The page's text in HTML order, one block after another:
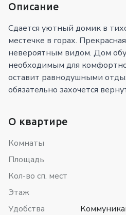
Описание
Сдается уютный домик в
местечке в горах.
невероятным видом. Дом
необходимым для
оставит равнодушными
обязательно захочется
О квартире
Комнаты
Площадь
Кол-во сп. мест
Этаж
Удобства